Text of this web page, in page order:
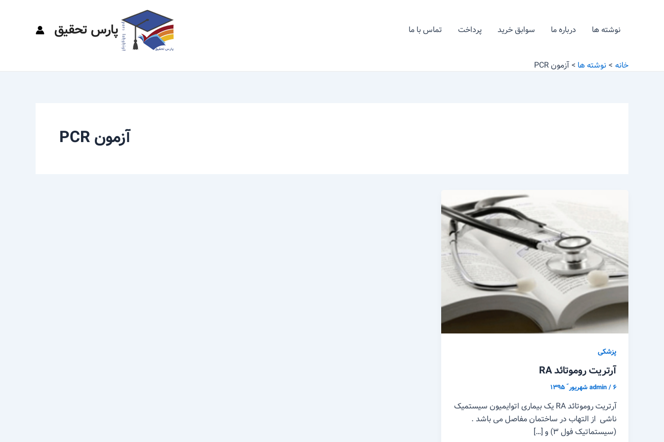
نوشته ها درباره ما سوابق خرید پرداخت تماس با ما پارس تحقیق
خانه نوشته ها آزمون PCR
آزمون PCR
پزشکی
آرتریت روموتائد RA
admin/۶ شهریور ّ ۱۳۹۵
آرتریت روموتائد RA یک بیماری اتوایمیون سیستمیک
ناشی از التهاب در ساختمان مفاصل می باشد .
(سیستماتیک فول ۳) و […]